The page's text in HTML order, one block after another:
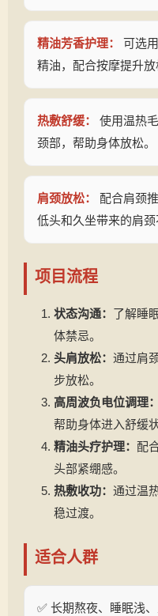
精油芳香护理：
可选
精油，配合按摩提升放
热敷舒缓：
使用温热
颈部，帮助身体放松。
肩颈放松：
配合肩颈
低头和久坐带来的肩颈
项目流程
状态沟通： 了解睡
体禁忌。
头肩放松： 通过肩
步放松。
高周波负电位调理：
帮助身体进入舒缓状
精油头疗护理： 配
头部紧绷感。
热敷收功： 通过温
稳过渡。
适合人群
✅ 长期熬夜、睡眠浅